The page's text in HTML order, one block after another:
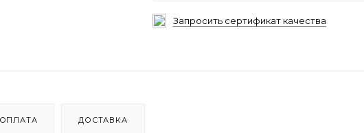
Запросить сертификат качества
ОПЛАТА ДОСТАВКА